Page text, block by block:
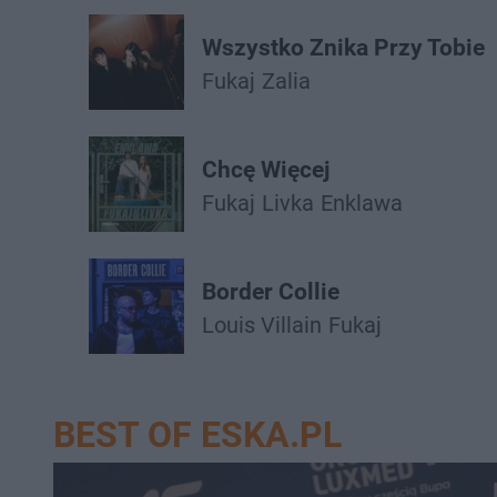
Wszystko Znika Przy Tobie
Fukaj Zalia
Chcę Więcej
Fukaj Livka Enklawa
Border Collie
Louis Villain Fukaj
BEST OF ESKA.PL